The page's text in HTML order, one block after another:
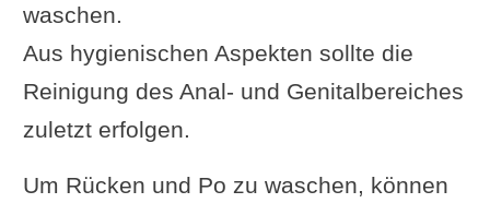
waschen.
Aus hygienischen Aspekten sollte die
Reinigung des Anal- und Genitalbereiches
zuletzt erfolgen.
Um Rücken und Po zu waschen, können